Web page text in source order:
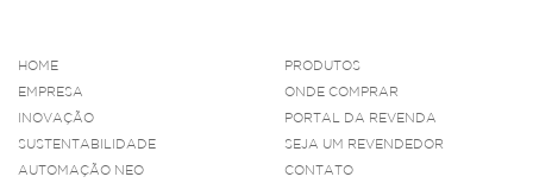
HOME
EMPRESA
INOVAÇÃO
SUSTENTABILIDADE
AUTOMAÇÃO NEO
PRODUTOS
ONDE COMPRAR
PORTAL DA REVENDA
SEJA UM REVENDEDOR
CONTATO